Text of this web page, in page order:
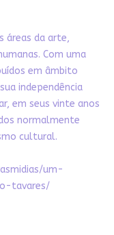
áreas da arte,
Com uma
em âmbito
independência
em seus vinte anos
normalmente
cultural.
um-
tavares/